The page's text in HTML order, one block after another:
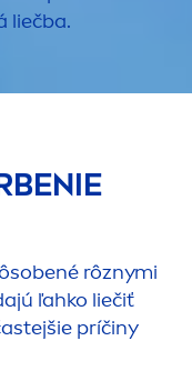
liečba.
rôznymi
ľahko liečiť
príčiny